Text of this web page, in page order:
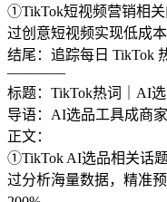
①TikTok短视频营销相关
过创意短视频实现低成
结尾：追踪每日 TikTok
————
标题：TikTok热词｜AI选
导语：AI选品工具成商
正文：
①TikTok AI选品相关话
过分析海量数据，精准